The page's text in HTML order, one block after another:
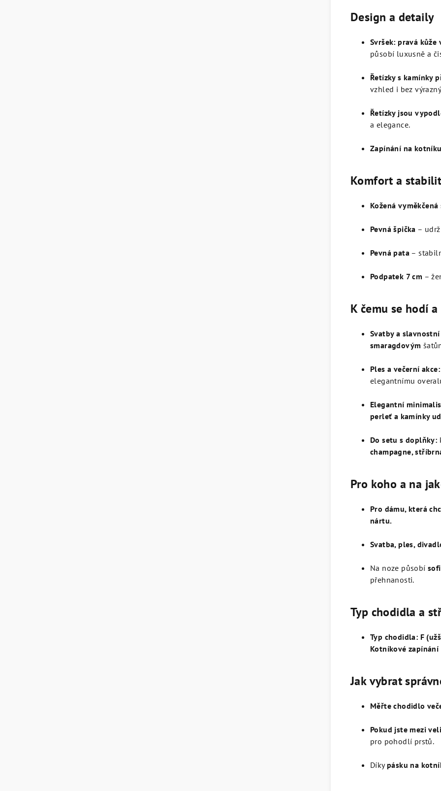
Design a detaily
Svršek: pravá
působí luxusně a
Řetízky s kamínky
vzhled i bez
Řetízky jsou
a elegance.
Zapínání na
Komfort a
Kožená
Pevná špička –
Pevná pata –
Podpatek 7 cm –
K čemu se hodí
Svatby a
smaragdovým
Ples a večerní akce:
elegantnímu
Elegantní
perleť a kamínky
Do setu s doplňky:
champagne,
Pro koho a na
Pro dámu, která
nártu.
Svatba, ples,
Na noze působí
přehnanosti.
Typ chodidla a
Typ chodidla: F
Kotníkové zapínání
Jak vybrat
Měřte chodidlo
Pokud jste mezi
pro pohodlí prstů.
Díky pásku na